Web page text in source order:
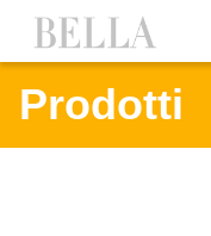
Prodotti